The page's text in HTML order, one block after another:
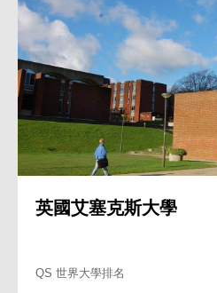
德國奧古斯堡大學
QS 世界大學排名